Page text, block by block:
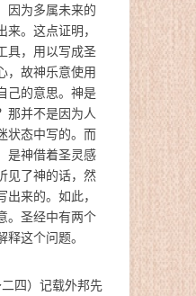
因为多属未来的
。这点证明，
具，用以写成圣
，故神乐意使用
己的意思。神是
那并不是因为人
状态中写的。而
是神借着圣灵感
见了神的话，然
来的。如此，
。圣经中有两个
这个问题。
二四）记载外邦先